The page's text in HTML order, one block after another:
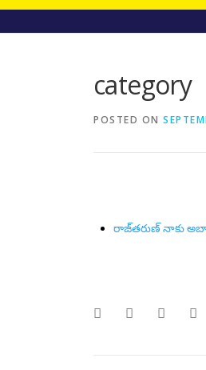
category
POSTED ON
రాజ్‌తరుణ్ నాకు